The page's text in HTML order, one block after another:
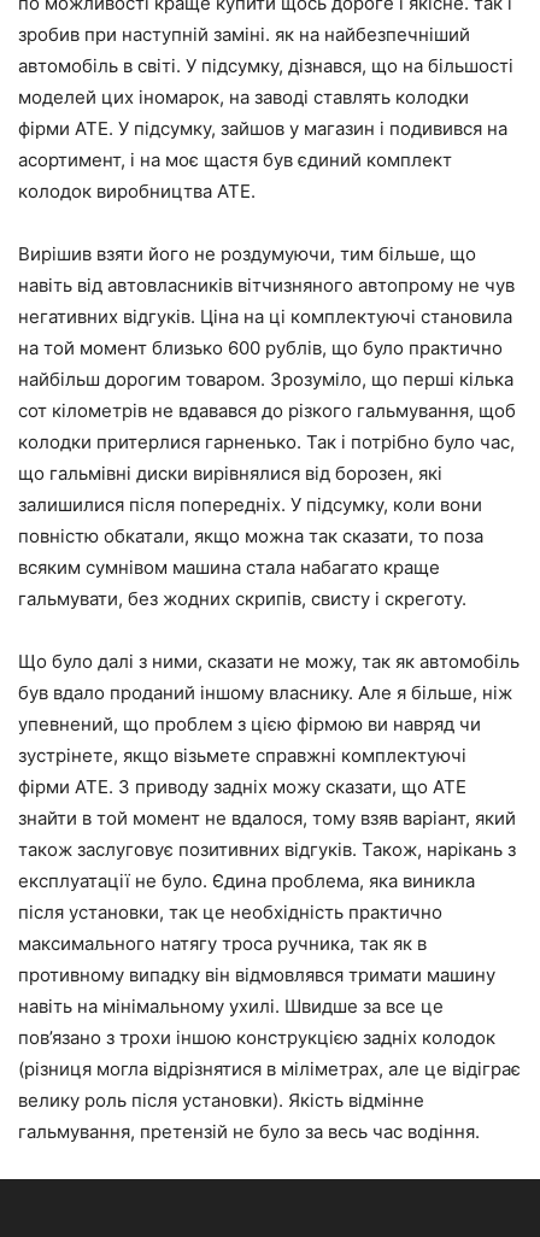
зробив при наступній заміні. як на найбезпечніший
автомобіль в світі. У підсумку, дізнався, що на більшості
моделей цих іномарок, на заводі ставлять колодки
фірми ATE. У підсумку, зайшов у магазин і подивився на
асортимент, і на моє щастя був єдиний комплект
колодок виробництва ATE.
Вирішив взяти його не роздумуючи, тим більше, що
навіть від автовласників вітчизняного автопрому не чув
негативних відгуків. Ціна на ці комплектуючі становила
на той момент близько 600 рублів, що було практично
найбільш дорогим товаром. Зрозуміло, що перші кілька
сот кілометрів не вдавався до різкого гальмування, щоб
колодки притерлися гарненько. Так і потрібно було час,
що гальмівні диски вирівнялися від борозен, які
залишилися після попередніх. У підсумку, коли вони
повністю обкатали, якщо можна так сказати, то поза
всяким сумнівом машина стала набагато краще
гальмувати, без жодних скрипів, свисту і скреготу.
Що було далі з ними, сказати не можу, так як автомобіль
був вдало проданий іншому власнику. Але я більше, ніж
упевнений, що проблем з цією фірмою ви навряд чи
зустрінете, якщо візьмете справжні комплектуючі
фірми ATE. З приводу задніх можу сказати, що ATE
знайти в той момент не вдалося, тому взяв варіант, який
також заслуговує позитивних відгуків. Також, нарікань з
експлуатації не було. Єдина проблема, яка виникла
після установки, так це необхідність практично
максимального натягу троса ручника, так як в
противному випадку він відмовлявся тримати машину
навіть на мінімальному ухилі. Швидше за все це
пов’язано з трохи іншою конструкцією задніх колодок
(різниця могла відрізнятися в міліметрах, але це відіграє
велику роль після установки). Якість відмінне
гальмування, претензій не було за весь час водіння.